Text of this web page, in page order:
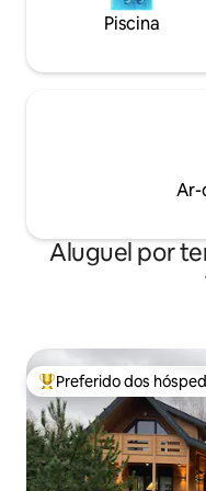
Piscina
Ar-
Aluguel por
Entre os melhores
Preferido dos